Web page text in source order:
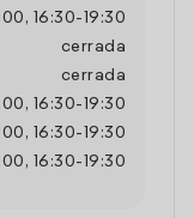
, 16:30- 19:30
cerrada
cerrada
, 16:30- 19:30
, 16:30- 19:30
, 16:30- 19:30